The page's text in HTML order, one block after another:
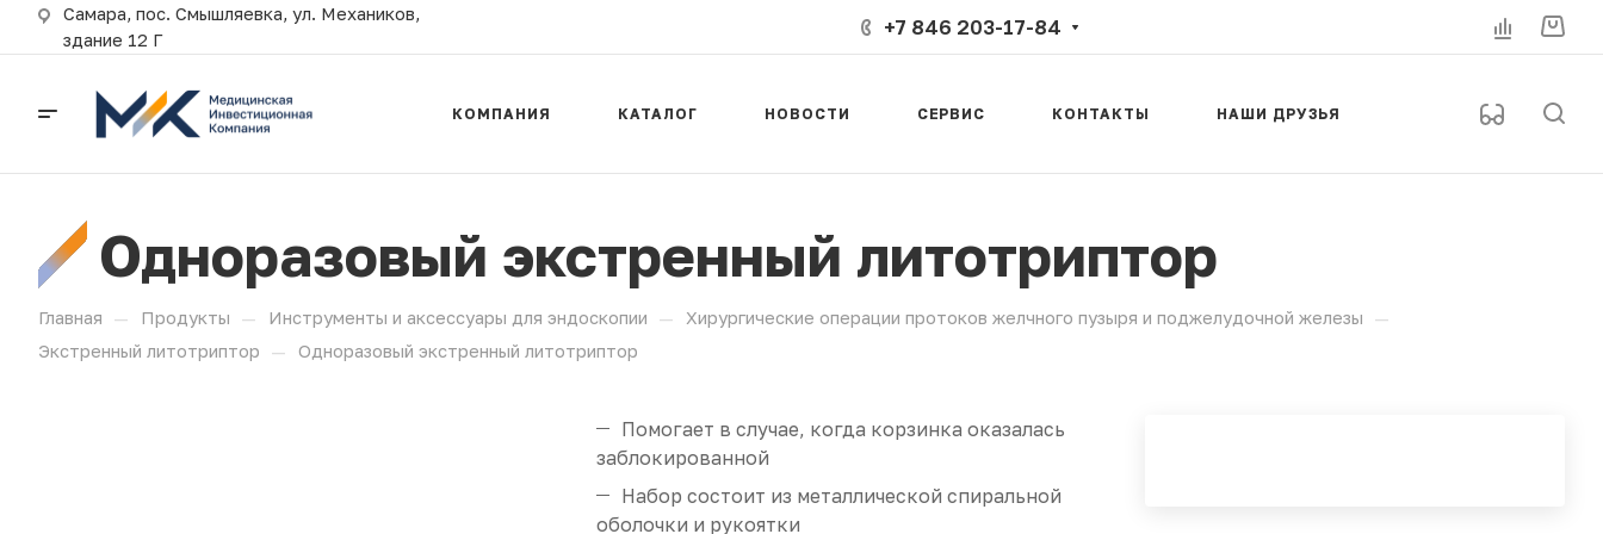
Самара, пос. Смышляевка, ул. Механиков,
здание 12 Г
+7 846 203-17-84
КОМПАНИЯ КАТАЛОГ НОВОСТИ СЕРВИС КОНТАКТЫ НАШИ ДРУЗЬЯ
Одноразовый экстренный литотриптор
Главная — Продукты — Инструменты и аксессуары для эндоскопии — Хирургические операции протоков желчного пузыря и поджелудочной железы —
Экстренный литотриптор — Одноразовый экстренный литотриптор
Помогает в случае, когда корзинка оказалась
заблокированной
Набор состоит из металлической спиральной
оболочки и рукоятки